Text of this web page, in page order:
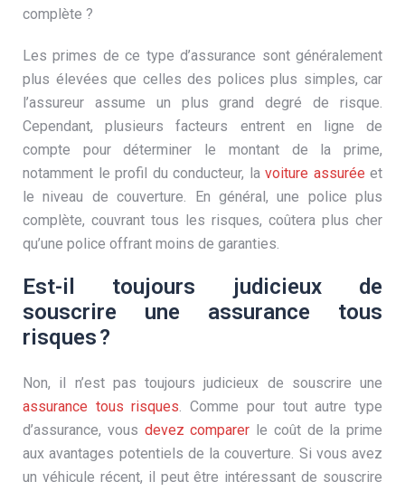
complète ?
Les primes de ce type d’assurance sont généralement
plus élevées que celles des polices plus simples, car
l’assureur assume un plus grand degré de risque.
Cependant, plusieurs facteurs entrent en ligne de
compte pour déterminer le montant de la prime,
notamment le profil du conducteur, la voiture assurée et
le niveau de couverture. En général, une police plus
complète, couvrant tous les risques, coûtera plus cher
qu’une police offrant moins de garanties.
Est-il toujours judicieux de
souscrire une assurance tous
risques ?
Non, il n’est pas toujours judicieux de souscrire une
assurance tous risques. Comme pour tout autre type
d’assurance, vous devez comparer le coût de la prime
aux avantages potentiels de la couverture. Si vous avez
un véhicule récent, il peut être intéressant de souscrire